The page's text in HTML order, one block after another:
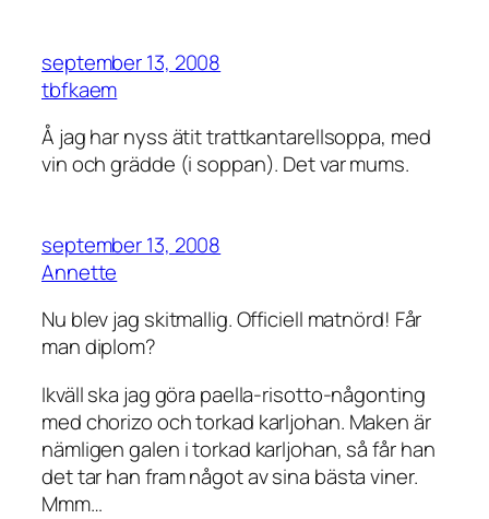
september 13, 2008
tbfkaem
Å jag har nyss ätit trattkantarellsoppa, med
vin och grädde (i soppan). Det var mums.
september 13, 2008
Annette
Nu blev jag skitmallig. Officiell matnörd! Får
man diplom?
Ikväll ska jag göra paella-risotto-någonting
med chorizo och torkad karljohan. Maken är
nämligen galen i torkad karljohan, så får han
det tar han fram något av sina bästa viner.
Mmm…